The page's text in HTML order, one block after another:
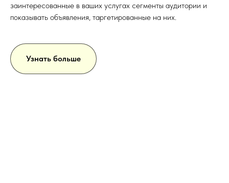
заинтересованные в ваших услугах сегменты аудитории и
показывать объявления, таргетированные на них.
Узнать больше